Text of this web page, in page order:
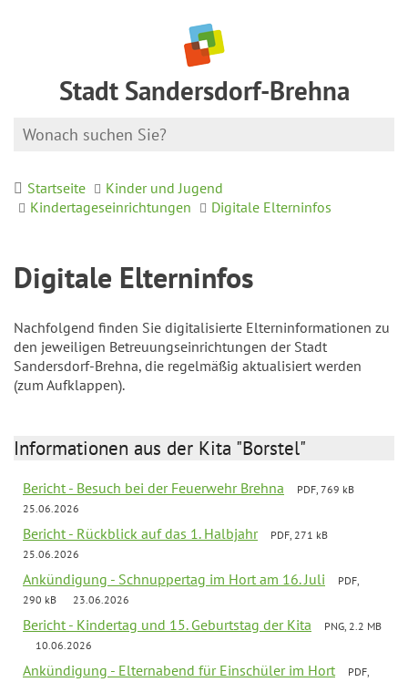
Stadt Sandersdorf-Brehna
Startseite
Kinder und Jugend
Kindertageseinrichtungen
Digitale Elterninfos
Digitale Elterninfos
Nachfolgend finden Sie digitalisierte Elterninformationen zu
den jeweiligen Betreuungseinrichtungen der Stadt
Sandersdorf-Brehna, die regelmäßig aktualisiert werden
(zum Aufklappen).
Informationen aus der Kita "Borstel"
Bericht - Besuch bei der Feuerwehr Brehna
PDF, 769 kB
25.06.2026
Bericht - Rückblick auf das 1. Halbjahr
PDF, 271 kB
25.06.2026
Ankündigung - Schnuppertag im Hort am 16. Juli
PDF,
290 kB
23.06.2026
Bericht - Kindertag und 15. Geburtstag der Kita
PNG, 2.2 MB
10.06.2026
Ankündigung - Elternabend für Einschüler im Hort
PDF,